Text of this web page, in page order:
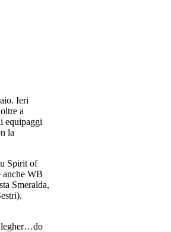
Ieri
a
equipaggi
la
Spirit of
anche WB
Smeralda,